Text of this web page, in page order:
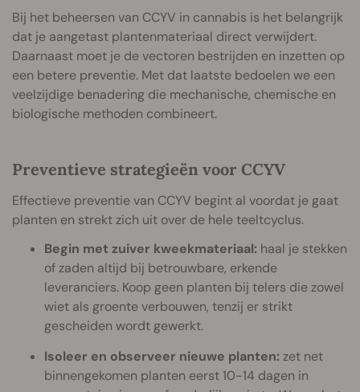
Bij het beheersen van CCYV in cannabis is het belangrijk
dat je aangetast plantenmateriaal direct verwijdert.
Daarnaast moet je de vectoren bestrijden en inzetten op
een betere preventie. Met dat laatste bedoelen we een
veelzijdige benadering die mechanische, chemische en
biologische methoden combineert.
Preventieve strategieën voor CCYV
Effectieve preventie van CCYV begint al voordat je gaat
planten en strekt zich uit over de hele teeltcyclus.
Begin met zuiver kweekmateriaal: haal je stekken
of zaden altijd bij betrouwbare, erkende
leveranciers. Koop geen planten bij telers die zowel
wiet als groente verbouwen, tenzij er strikt
gescheiden wordt gewerkt.
Isoleer en observeer nieuwe planten: zet net
binnengekomen planten eerst 10-14 dagen in